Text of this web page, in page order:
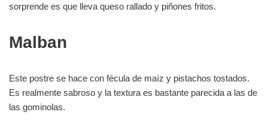
sorprende es que lleva queso rallado y piñones fritos.
Malban
Este postre se hace con fécula de maíz y pistachos tostados.
Es realmente sabroso y la textura es bastante parecida a las de
las gominolas.